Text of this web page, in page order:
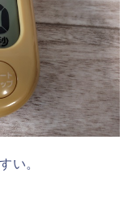
い。